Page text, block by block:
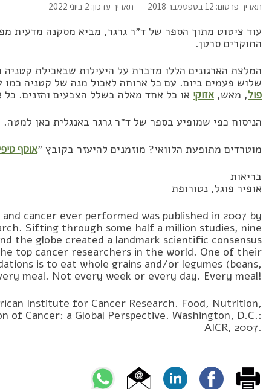
תאריך פרסום: 12 בספטמבר 2018 תאריך עדכון: 2 ביוני 2022
עוד ציטוט מתוך הספר של ד״ר גרגר, מביא מסקנה מדעית
החוקרים סרטן.
המלצת הארגונים הללו מדברת על היעילות שבאכילת
שלוש פעמים ביום. עם כל ארוחה לאכול מנה של קטניה
פול, מאש,אזוקי או כל אחד מאלה בשלל הצבעים והזנים. כל
הניסוח כפי שמופיע בספר של ד״ר גרגר באנגלית כאן למטה.
מוטרדים מתופעת הלוואי? מוזמנים להיעזר בקובץ ״אוסף
בריאות
אופיר פוגל, נטורופת
cancer ever performed was published in 2007 by
Sifting through some half a million studies, nine
the globe created a landmark scientific consensus
top cancer researchers in the world. One of their
is to eat whole grains and/or legumes (beans,
meal. Not every week or every day. Every meal!
Institute for Cancer Research. Food, Nutrition,
of Cancer: a Global Perspective. Washington, D.C.:
AICR, 2007.